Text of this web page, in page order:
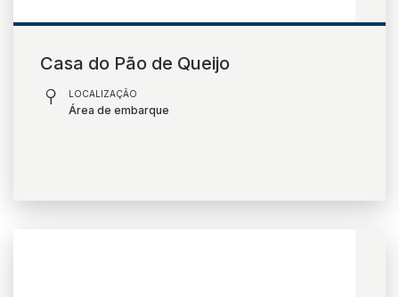
Casa do Pão de Queijo
LOCALIZAÇÃO
Área de embarque